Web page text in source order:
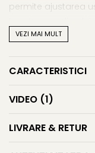
permite ajustarea
dimensiuni
Acestset cu perle
femeile care
perfect ținutele
eleganță.
VEZI MAI MULT
CARACTERISTICI
VIDEO (1)
LIVRARE & RETUR